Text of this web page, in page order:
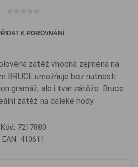
K POROVNÁNÍ
zátěž vhodná zejména na
BRUCE umožňuje bez nutnosti
gramáž, ale i tvar zátěže. Bruce
zátěž na daleké hody.
Kód: 7217880
EAN: 410611